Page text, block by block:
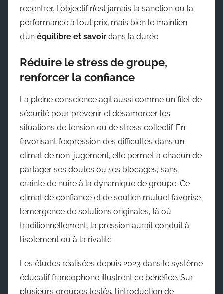
recentrer. L’objectif n’est jamais la sanction ou la
performance à tout prix, mais bien le maintien
d’un équilibre et savoir dans la durée.
Réduire le stress de groupe,
renforcer la confiance
La pleine conscience agit aussi comme un filet de
sécurité pour prévenir et désamorcer les
situations de tension ou de stress collectif. En
favorisant l’expression des difficultés dans un
climat de non-jugement, elle permet à chacun de
partager ses doutes ou ses blocages, sans
crainte de nuire à la dynamique de groupe. Ce
climat de confiance et de soutien mutuel favorise
l’émergence de solutions originales, là où
traditionnellement, la pression aurait conduit à
l’isolement ou à la rivalité.
Les études réalisées depuis 2023 dans le système
éducatif francophone illustrent ce bénéfice. Sur
plusieurs groupes testés, l’introduction de